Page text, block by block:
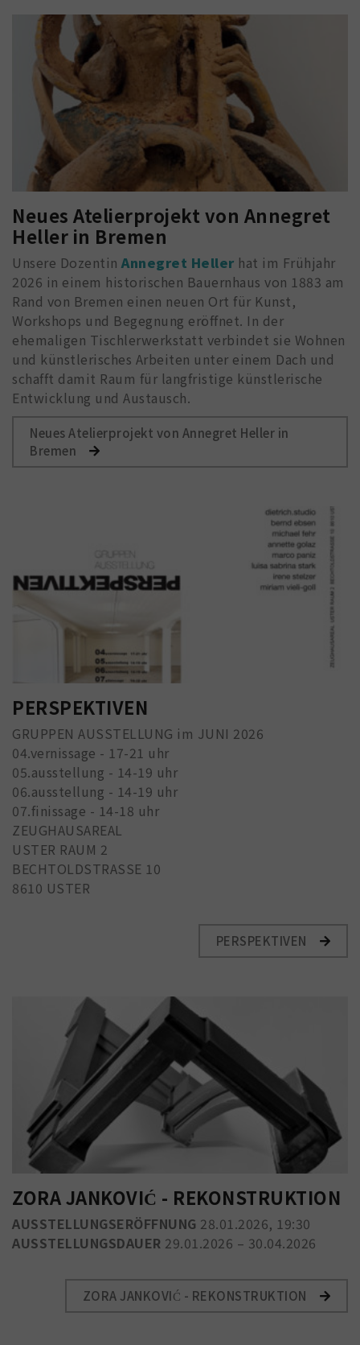
Neues Atelierprojekt von Annegret
Heller in Bremen
Unsere DozentinAnnegret Heller hat im Frühjahr
2026 in einem historischen Bauernhaus von 1883 am
Rand von Bremen einen neuen Ort für Kunst,
Workshops und Begegnung eröffnet. In der
ehemaligen Tischlerwerkstatt verbindet sie Wohnen
und künstlerisches Arbeiten unter einem Dach und
schafft damit Raum für langfristige künstlerische
Entwicklung und Austausch.
Neues Atelierprojekt von Annegret Heller in
Bremen
PERSPEKTIVEN
GRUPPEN AUSSTELLUNG im JUNI 2026
04.vernissage - 17-21 uhr
05.ausstellung - 14-19 uhr
06.ausstellung - 14-19 uhr
07.finissage - 14-18 uhr
ZEUGHAUSAREAL
USTER RAUM 2
BECHTOLDSTRASSE 10
8610 USTER
PERSPEKTIVEN
ZORA JANKOVIĆ - REKONSTRUKTION
AUSSTELLUNGSERÖFFNUNG 28.01.2026, 19:30
AUSSTELLUNGSDAUER 29.01.2026 – 30.04.2026
ZORA JANKOVIĆ - REKONSTRUKTION